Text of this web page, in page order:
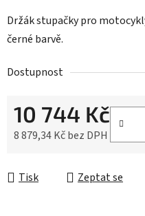
Držák stupačky pro
černé barvě.
Dostupnost
10 744 Kč
8 879,34 Kč bez DPH
Tisk Zeptat se